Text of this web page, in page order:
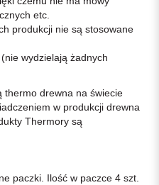
etc.
produkcji nie są stosowane
wydzielają żadnych
thermo drewna na świecie
w produkcji drewna
Thermory są
paczki. Ilość w paczce 4 szt.